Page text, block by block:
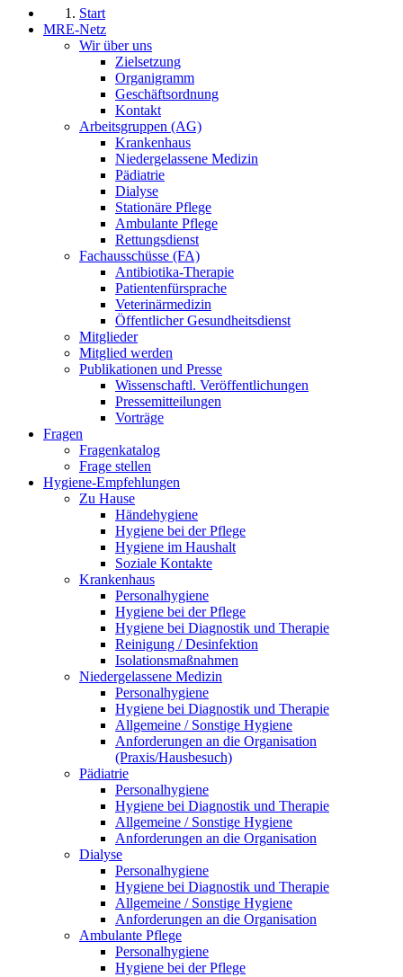
Start
MRE-Netz
Wir über uns
Zielsetzung
Organigramm
Geschäftsordnung
Kontakt
Arbeitsgruppen (AG)
Krankenhaus
Niedergelassene Medizin
Pädiatrie
Dialyse
Stationäre Pflege
Ambulante Pflege
Rettungsdienst
Fachausschüsse (FA)
Antibiotika-Therapie
Patientenfürsprache
Veterinärmedizin
Öffentlicher Gesundheitsdienst
Mitglieder
Mitglied werden
Publikationen und Presse
Wissenschaftl. Veröffentlichungen
Pressemitteilungen
Vorträge
Fragen
Fragenkatalog
Frage stellen
Hygiene-Empfehlungen
Zu Hause
Händehygiene
Hygiene bei der Pflege
Hygiene im Haushalt
Soziale Kontakte
Krankenhaus
Personalhygiene
Hygiene bei der Pflege
Hygiene bei Diagnostik und Therapie
Reinigung / Desinfektion
Isolationsmaßnahmen
Niedergelassene Medizin
Personalhygiene
Hygiene bei Diagnostik und Therapie
Allgemeine / Sonstige Hygiene
Anforderungen an die Organisation
(Praxis/Hausbesuch)
Pädiatrie
Personalhygiene
Hygiene bei Diagnostik und Therapie
Allgemeine / Sonstige Hygiene
Anforderungen an die Organisation
Dialyse
Personalhygiene
Hygiene bei Diagnostik und Therapie
Allgemeine / Sonstige Hygiene
Anforderungen an die Organisation
Ambulante Pflege
Personalhygiene
Hygiene bei der Pflege